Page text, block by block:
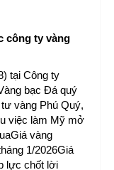
công ty vàng
tại Công ty
bạc Đá quý
vàng Phú Quý,
việc làm Mỹ mở
vàng
1/2026Giá
lực chốt lời